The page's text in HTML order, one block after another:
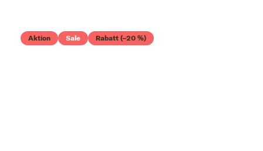
Aktion Sale Rabatt (–20 %)